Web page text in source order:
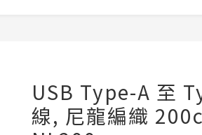
USB Type-A 至
線, 尼龍編織